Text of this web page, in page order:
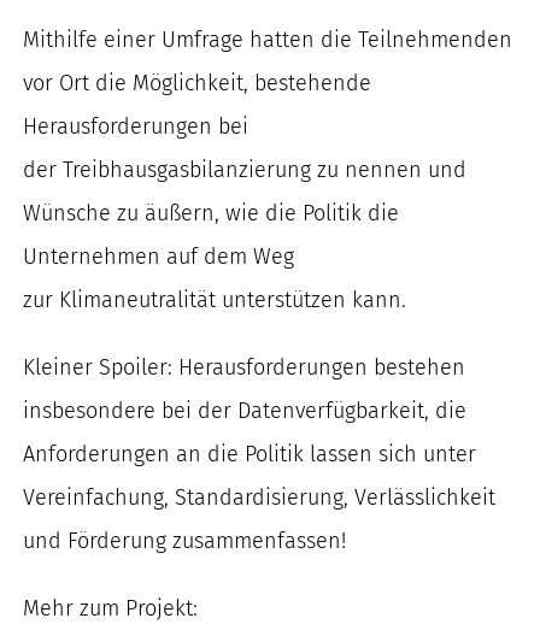
Mithilfe einer Umfrage hatten die Teilnehmenden
vor Ort die Möglichkeit, bestehende
Herausforderungen bei
der Treibhausgasbilanzierung zu nennen und
Wünsche zu äußern, wie die Politik die
Unternehmen auf dem Weg
zur Klimaneutralität unterstützen kann.
Kleiner Spoiler: Herausforderungen bestehen
insbesondere bei der Datenverfügbarkeit, die
Anforderungen an die Politik lassen sich unter
Vereinfachung, Standardisierung, Verlässlichkeit
und Förderung zusammenfassen!
Mehr zum Projekt: